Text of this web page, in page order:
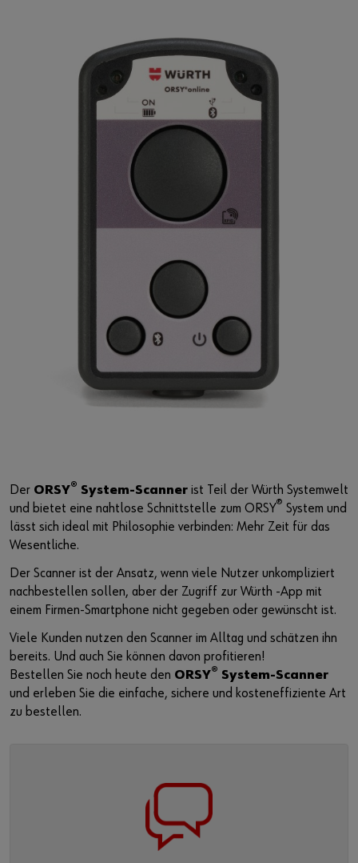
Der ORSY® System-Scanner ist Teil der Würth Systemwelt
und bietet eine nahtlose Schnittstelle zum ORSY® System und
lässt sich ideal mit Philosophie verbinden: Mehr Zeit für das
Wesentliche.
Der Scanner ist der Ansatz, wenn viele Nutzer unkompliziert
nachbestellen sollen, aber der Zugriff zur Würth -App mit
einem Firmen-Smartphone nicht gegeben oder gewünscht ist.
Viele Kunden nutzen den Scanner im Alltag und schätzen ihn
bereits. Und auch Sie können davon profitieren!
Bestellen Sie noch heute den ORSY® System-Scanner
und erleben Sie die einfache, sichere und kosteneffiziente Art
zu bestellen.